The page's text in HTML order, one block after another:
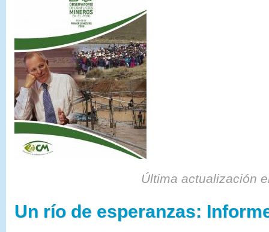
Última actualización
Un río de esperanzas: